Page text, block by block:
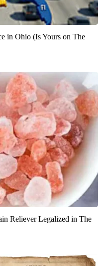
in Ohio (Is Yours on The
Reliever Legalized in The